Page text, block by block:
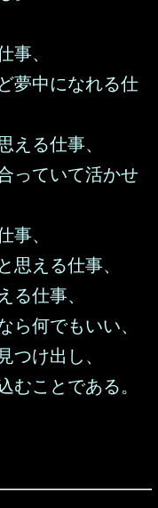
事、
夢中になれる仕
える仕事、
っていて活かせ
事、
思える仕事、
る仕事、
ら何でもいい、
つけ出し、
むことである。